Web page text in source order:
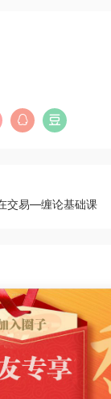
交易—缠论基础课